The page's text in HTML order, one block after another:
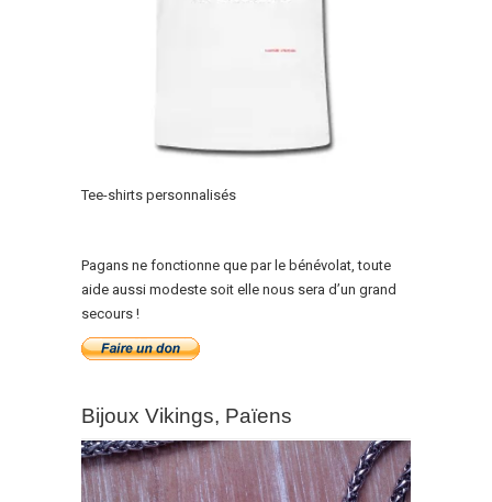
Tee-shirts personnalisés
Pagans ne fonctionne que par le bénévolat, toute
aide aussi modeste soit elle nous sera d’un grand
secours !
Bijoux Vikings, Païens